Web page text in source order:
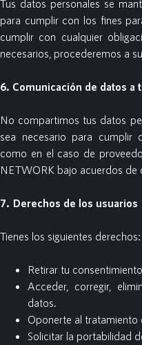
Tus datos personales se
para cumplir con los fines
cumplir con cualquier
necesarios, procederemos a
6. Comunicación de datos a
No compartimos tus datos
sea necesario para cumplir
como en el caso de
NETWORK bajo acuerdos de
7. Derechos de los usuarios
Tienes los siguientes derechos:
Retirar tu
Acceder, corregir,
datos.
Oponerte al tratamiento
Solicitar la portabilidad